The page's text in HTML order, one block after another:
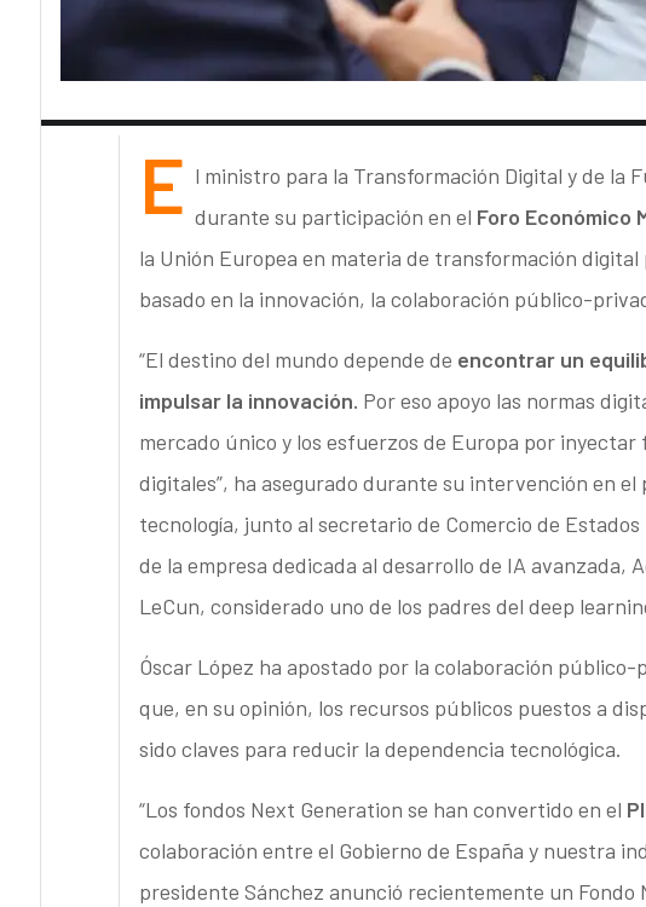
E l ministro para la Transformación Digital y de la
durante su participación en el Foro Económico
la Unión Europea en materia de transformación
basado en la innovación, la colaboración público-
“El destino del mundo depende de encontrar un
impulsar la innovación. Por eso apoyo las normas
mercado único y los esfuerzos de Europa por
digitales”, ha asegurado durante su intervención en
tecnología, junto al secretario de Comercio de
de la empresa dedicada al desarrollo de IA avanzada,
LeCun, considerado uno de los padres del deep
Óscar López ha apostado por la colaboración público-
que, en su opinión, los recursos públicos puestos a
sido claves para reducir la dependencia tecnológica.
“Los fondos Next Generation se han convertido en el
colaboración entre el Gobierno de España y nuestra
presidente Sánchez anunció recientemente un Fondo